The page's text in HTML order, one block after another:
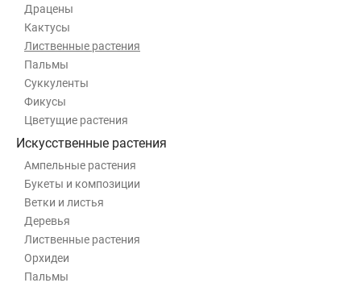
Драцены
Кактусы
Лиственные растения
Пальмы
Суккуленты
Фикусы
Цветущие растения
Искусственные растения
Ампельные растения
Букеты и композиции
Ветки и листья
Деревья
Лиственные растения
Орхидеи
Пальмы